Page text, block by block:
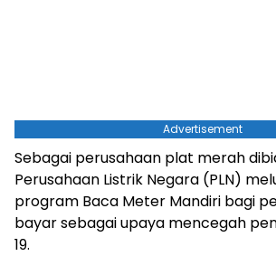
Advertisement
Sebagai perusahaan plat merah
Perusahaan Listrik Negara (PLN)
program Baca Meter Mandiri bagi
bayar sebagai upaya mencegah
19.